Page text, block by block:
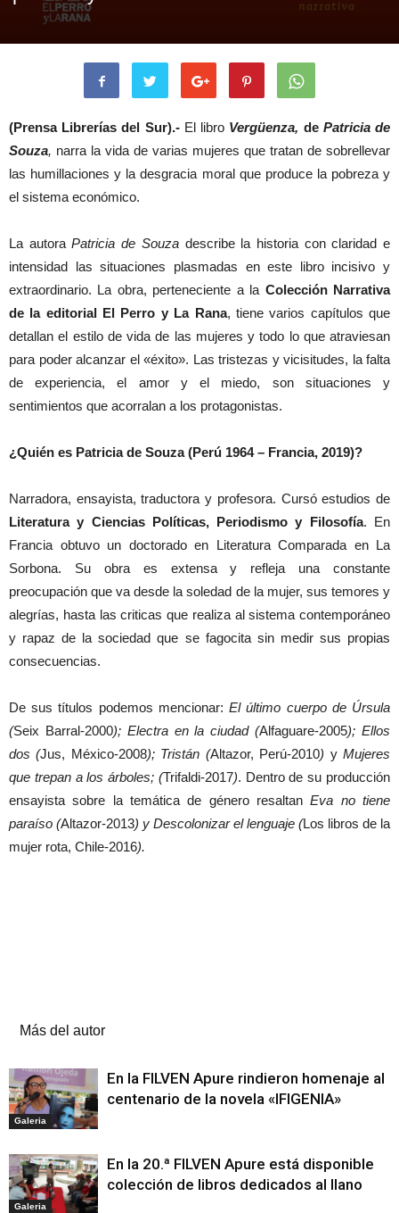
(Prensa Librerías del Sur).- El libro Vergüenza, de Patricia de
Souza, narra la vida de varias mujeres que tratan de sobrellevar
las humillaciones y la desgracia moral que produce la pobreza y
el sistema económico.
La autoraPatricia de Souza describe la historia con claridad e
intensidad las situaciones plasmadas en este libro incisivo y
extraordinario. La obra, perteneciente a la Colección Narrativa
de la editorial El Perro y La Rana, tiene varios capítulos que
detallan el estilo de vida de las mujeres y todo lo que atraviesan
para poder alcanzar el «éxito». Las tristezas y vicisitudes, la falta
de experiencia, el amor y el miedo, son situaciones y
sentimientos que acorralan a los protagonistas.
¿Quién es Patricia de Souza (Perú 1964 – Francia, 2019)?
Narradora, ensayista, traductora y profesora. Cursó estudios de
Literatura y Ciencias Políticas, Periodismo y Filosofía. En
Francia obtuvo un doctorado en Literatura Comparada en La
Sorbona. Su obra es extensa y refleja una constante
preocupación que va desde la soledad de la mujer, sus temores y
alegrías, hasta las criticas que realiza al sistema contemporáneo
y rapaz de la sociedad que se fagocita sin medir sus propias
consecuencias.
De sus títulos podemos mencionar:El último cuerpo de Úrsula
(Seix Barral-2000); Electra en la ciudad (Alfaguare-2005); Ellos
dos (Jus, México-2008); Tristán (Altazor, Perú-2010) yMujeres
que trepan a los árboles; (Trifaldi-2017). Dentro de su producción
ensayista sobre la temática de género resaltanEva no tiene
paraíso (Altazor-2013) y Descolonizar el lenguaje (Los libros de la
mujer rota, Chile-2016).
Más del autor
Galeria
En la FILVEN Apure rindieron homenaje al
centenario de la novela «IFIGENIA»
Galeria
En la 20.ª FILVEN Apure está disponible
colección de libros dedicados al llano